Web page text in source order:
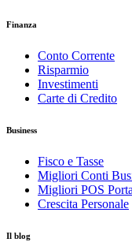
Finanza
Conto Corrente
Risparmio
Investimenti
Carte di Credito
Business
Fisco e Tasse
Migliori Conti
Migliori POS
Crescita Personale
Il blog